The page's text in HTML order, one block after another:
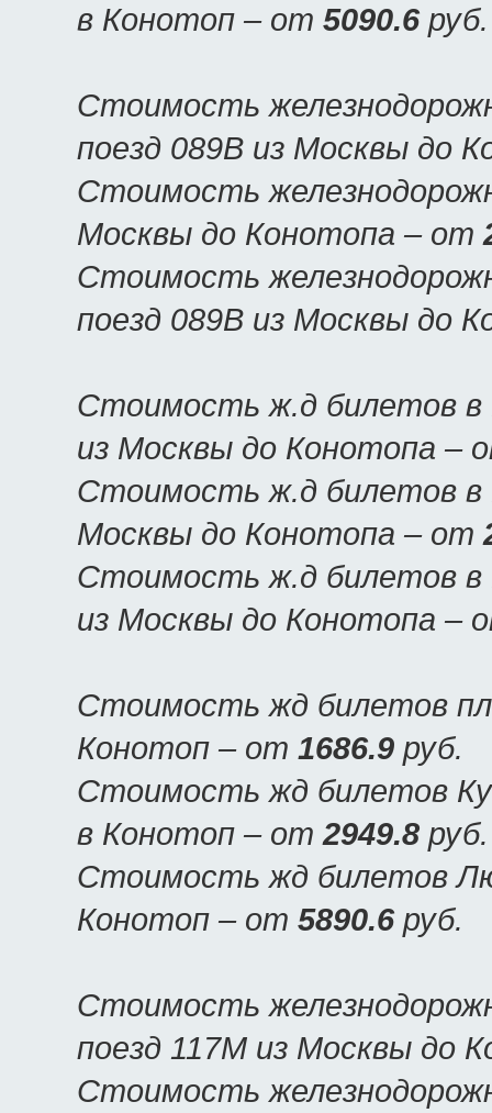
в Конотоп – от 5090.6 руб.
Стоимость
поезд 089В из Москвы до
Стоимость
Москвы до Конотопа – от
Стоимость
поезд 089В из Москвы до
Стоимость ж.д билетов в
из Москвы до Конотопа –
Стоимость ж.д билетов в
Москвы до Конотопа – от
Стоимость ж.д билетов
из Москвы до Конотопа –
Стоимость жд билетов
Конотоп – от 1686.9 руб.
Стоимость жд билетов
в Конотоп – от2949.8 руб.
Стоимость жд билетов
Конотоп – от 5890.6 руб.
Стоимость
поезд 117М из Москвы до
Стоимость